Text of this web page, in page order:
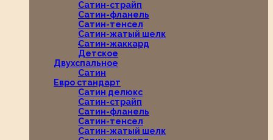
Сатин-страйп
Сатин-фланель
Сатин-тенсел
Сатин-жатый шелк
Сатин-жаккард
Детское
Двухспальное
Сатин
Евро стандарт
Сатин делюкс
Сатин-страйп
Сатин-фланель
Сатин-тенсел
Сатин-жатый шелк